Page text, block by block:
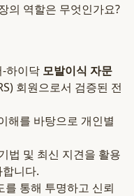
의 역할은 무엇인가요?
하이닥 모발이식 자문
회원으로서 검증된 전
해를 바탕으로 개인별
법 및 최신 지견을 활용
니다.
통해 투명하고 신뢰